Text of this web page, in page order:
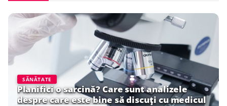
SĂNĂTATE
Planifici o sarcină? Care sunt analizele
despre care este bine să discuți cu medicul